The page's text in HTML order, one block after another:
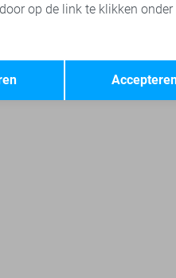
Opslaan
op de link te klikken onder